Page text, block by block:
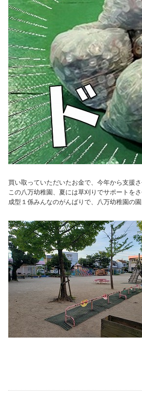
買い取っていただいたお金で、今年から支援
この八万幼稚園、夏には草刈りでサポートをさ
成型１係みんなのがんばりで、八万幼稚園の